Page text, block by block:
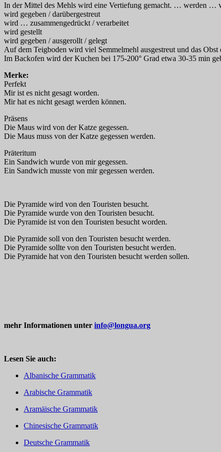
In der Mittel des Mehls wird eine Vertiefung gemacht. … werden …
wird gegeben / darübergestreut
wird … zusammengedrückt / verarbeitet
wird gestellt
wird gegeben / ausgerollt / gelegt
Auf dem Teigboden wird viel Semmelmehl ausgestreut und das Obst
Im Backofen wird der Kuchen bei 175-200° Grad etwa 30-35 min
Merke:
Perfekt
Mir ist es nicht gesagt worden.
Mir hat es nicht gesagt werden können.
Präsens
Die Maus wird von der Katze gegessen.
Die Maus muss von der Katze gegessen werden.
Präteritum
Ein Sandwich wurde von mir gegessen.
Ein Sandwich musste von mir gegessen werden.
Die Pyramide wird von den Touristen besucht.
Die Pyramide wurde von den Touristen besucht.
Die Pyramide ist von den Touristen besucht worden.
Die Pyramide soll von den Touristen besucht werden.
Die Pyramide sollte von den Touristen besucht werden.
Die Pyramide hat von den Touristen besucht werden sollen.
mehr Informationen unter info@longua.org
Lesen Sie auch:
Albanische Grammatik
Arabische Grammatik
Aramäische Grammatik
Chinesische Grammatik
Deutsche Grammatik